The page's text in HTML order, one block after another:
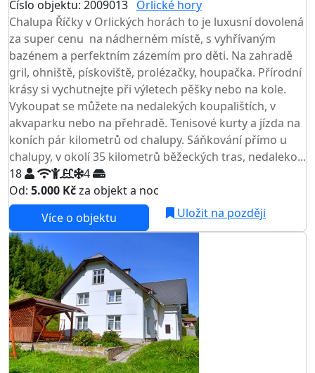
Číslo objektu: 2009013 Orlické hory
Chalupa Říčky v Orlických horách to je luxusní dovolená
za super cenu na nádherném místě, s vyhřívaným
bazénem a perfektním zázemím pro děti. Na zahradě
gril, ohniště, pískoviště, prolézačky, houpačka. Přírodní
krásy si vychutnejte při výletech pěšky nebo na kole.
Vykoupat se můžete na nedalekých koupalištích, v
akvaparku nebo na přehradě. Tenisové kurty a jízda na
koních pár kilometrů od chalupy. Sáňkování přímo u
chalupy, v okolí 35 kilometrů běžeckých tras, nedaleko...
18
4
Od: 5.000 Kčza objekt a noc
Více o objektu Uložit na později